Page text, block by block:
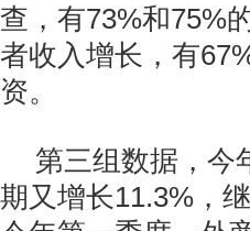
查，有73%和75%
者收入增长，有
资。
第三组数据，今
期又增长11.3%，